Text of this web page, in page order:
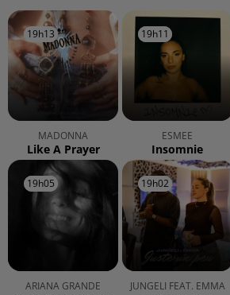
19h13
19h13
MADONNA
Like A Prayer
19h11
19h11
ESMEE
Insomnie
19h05
19h05
ARIANA GRANDE
19h02
19h02
JUNGELI FEAT. EMMA